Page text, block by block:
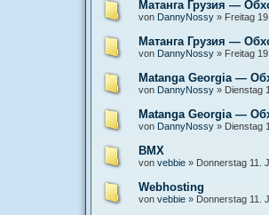
Матанга Грузия —
von DannyNossy » Freitag
Матанга Грузия —
von DannyNossy » Freitag
Matanga Georgia —
von DannyNossy » Dienstag
Matanga Georgia —
von DannyNossy » Dienstag
BMX
von vebbie » Donnerstag 11.
Webhosting
von vebbie » Donnerstag 11.